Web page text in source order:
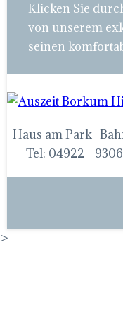
Klicken Sie
von unserem
seinen
Haus am Park |
Tel: 04922 -
>